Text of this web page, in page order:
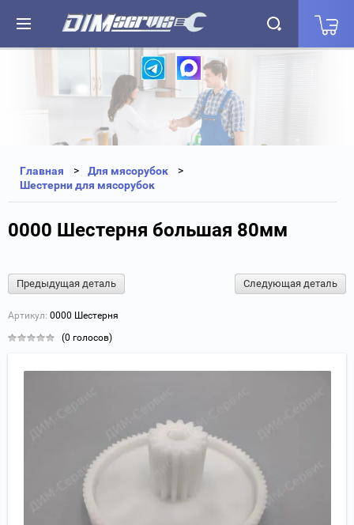
+7(812) 323-87-27
+7(812) 327-25-35
Главная
Для мясорубок
Шестерни для мясорубок
0000 Шестерня большая 80мм
Предыдущая деталь Следующая деталь
Артикул: 0000 Шестерня
(0 голосов)